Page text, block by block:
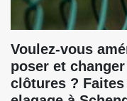
Voulez-vous
poser et
clôtures ?